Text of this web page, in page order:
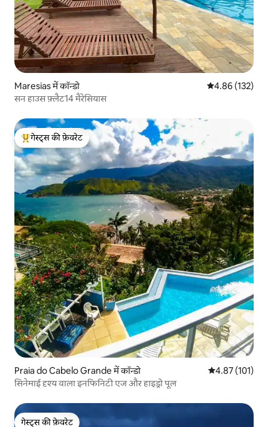
Maresias में कॉन्डो औसत रेटिंग 5 में से
4.86 (132)
सन हाउस फ़्लैट14 मैरेसियास
गेस्ट्स का टॉप फ़ेवरेट
गेस्ट्स की फ़ेवरेट
Praia do Cabelo Grande में कॉन्डो औसत रेटिंग 5 में से
4.87 (101)
सिनेमाई दृश्य वाला इनफिनिटी एज और हाइड्रो पूल
गेस्ट्स की फ़ेवरेट